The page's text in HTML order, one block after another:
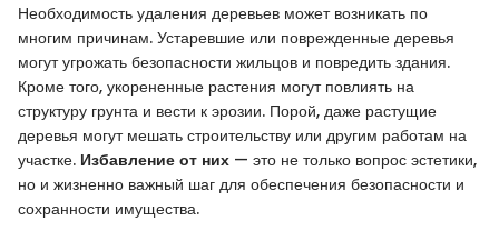
Необходимость удаления деревьев может возникать по
многим причинам. Устаревшие или поврежденные деревья
могут угрожать безопасности жильцов и повредить здания.
Кроме того, укорененные растения могут повлиять на
структуру грунта и вести к эрозии. Порой, даже растущие
деревья могут мешать строительству или другим работам на
участке. Избавление от них — это не только вопрос эстетики,
но и жизненно важный шаг для обеспечения безопасности и
сохранности имущества.